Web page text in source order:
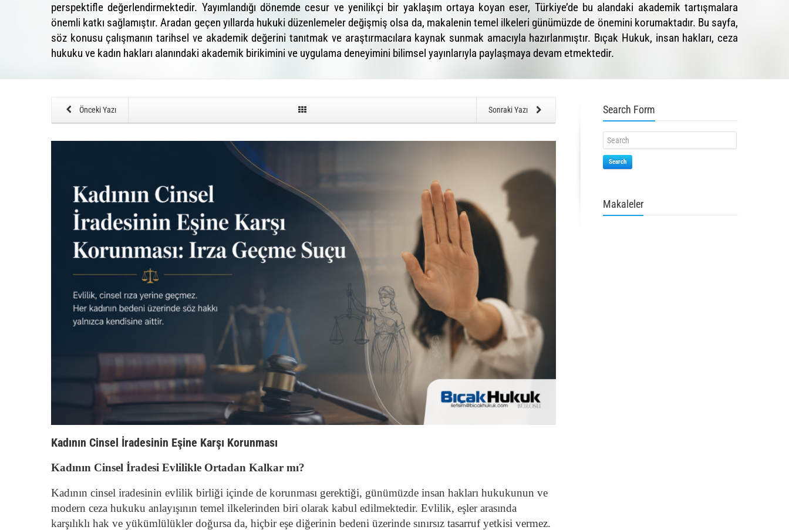
perspektifle değerlendirmektedir. Yayımlandığı dönemde cesur ve yenilikçi bir yaklaşım ortaya koyan eser, Türkiye’de bu alandaki akademik tartışmalara
önemli katkı sağlamıştır. Aradan geçen yıllarda hukuki düzenlemeler değişmiş olsa da, makalenin temel ilkeleri günümüzde de önemini korumaktadır. Bu sayfa,
söz konusu çalışmanın tarihsel ve akademik değerini tanıtmak ve araştırmacılara kaynak sunmak amacıyla hazırlanmıştır. Bıçak Hukuk, insan hakları, ceza
hukuku ve kadın hakları alanındaki akademik birikimini ve uygulama deneyimini bilimsel yayınlarıyla paylaşmaya devam etmektedir.
Sonraki Yazı
Önceki Yazı
Kadının Cinsel İradesinin Eşine Karşı Korunması
Kadının Cinsel İradesi Evlilikle Ortadan Kalkar mı?
Kadının cinsel iradesinin evlilik birliği içinde de korunması gerektiği, günümüzde insan hakları hukukunun ve
modern ceza hukuku anlayışının temel ilkelerinden biri olarak kabul edilmektedir. Evlilik, eşler arasında
karşılıklı hak ve yükümlülükler doğursa da, hiçbir eşe diğerinin bedeni üzerinde sınırsız tasarruf yetkisi vermez.
Search Form
Search
Makaleler